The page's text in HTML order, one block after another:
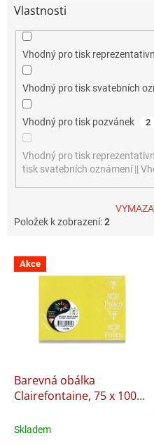
Vlastnosti
Vhodný pro tisk
Vhodný pro tisk svatebních
Vhodný pro tisk pozvánek 2
Vhodný pro tisk
tisk svatebních oznámení ||
Položek k zobrazení:2
V Akce
Barevná obálka
Clairefontaine, 75 x 100
Skladem